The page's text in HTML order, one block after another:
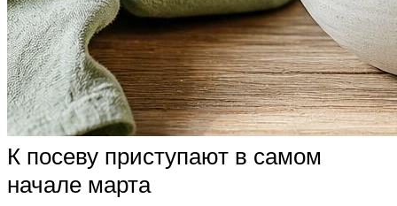
К посеву приступают в самом
начале марта